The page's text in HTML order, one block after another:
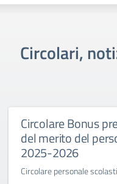
Circolari,
Circolare Bonus
del merito del
2025-2026
Circolare personale